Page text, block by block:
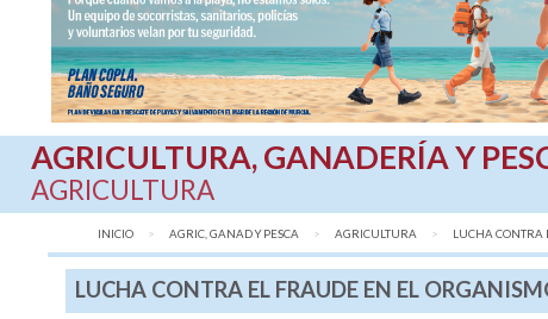
AGRICULTURA, GANADERÍA Y
AGRICULTURA
INICIO AGRIC, GANAD Y PESCA AGRICULTURA AQUÍ:
LUCHA CONTRA
LUCHA CONTRA EL FRAUDE EN EL